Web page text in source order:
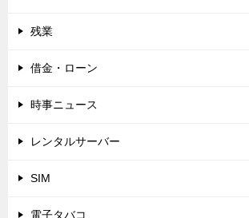
残業
借金・ローン
時事ニュース
レンタルサーバー
SIM
電子タバコ